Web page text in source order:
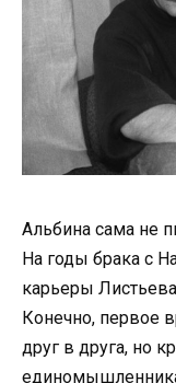
Альбина сама не
На годы брака с
карьеры
Конечно, первое
друг в друга, но